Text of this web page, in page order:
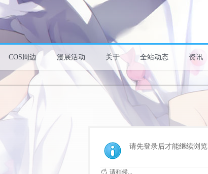
COS周边 漫展活动 关于 全站动态 资讯
请先登录后才能继续浏览
请稍候...